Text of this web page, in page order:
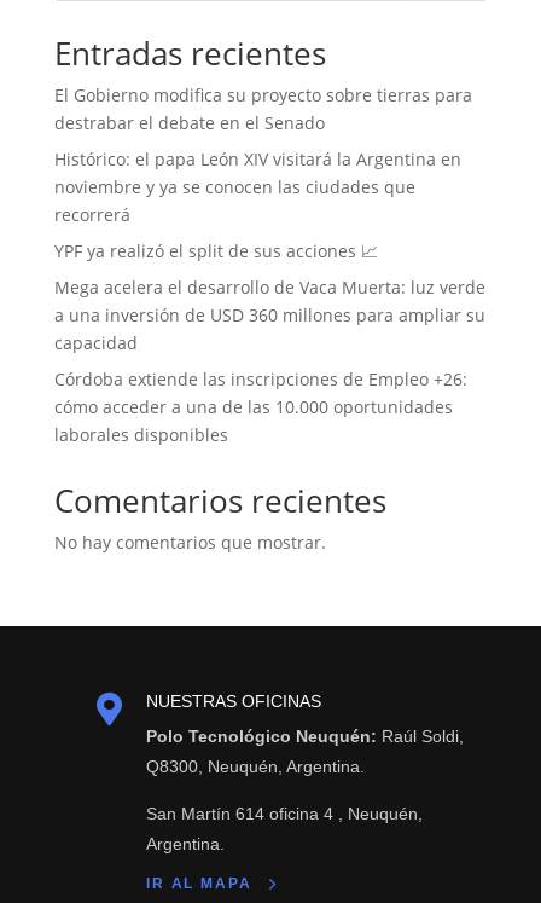
Entradas recientes
El Gobierno modifica su proyecto sobre tierras para
destrabar el debate en el Senado
Histórico: el papa León XIV visitará la Argentina en
noviembre y ya se conocen las ciudades que
recorrerá
YPF ya realizó el split de sus acciones 📈
Mega acelera el desarrollo de Vaca Muerta: luz verde
a una inversión de USD 360 millones para ampliar su
capacidad
Córdoba extiende las inscripciones de Empleo +26:
cómo acceder a una de las 10.000 oportunidades
laborales disponibles
Comentarios recientes
No hay comentarios que mostrar.

NUESTRAS OFICINAS
Polo Tecnológico Neuquén: Raúl Soldi,
Q8300, Neuquén, Argentina.
San Martín 614 oficina 4 , Neuquén,
Argentina.
IR AL MAPA